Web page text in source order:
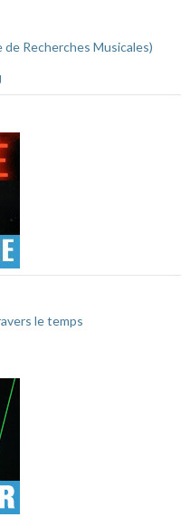
Recherches Musicales)
le temps